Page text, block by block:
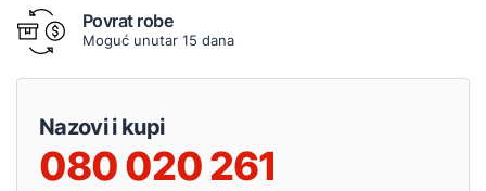
Povrat robe
Moguć unutar 15 dana
Nazovi i kupi
080 020 261